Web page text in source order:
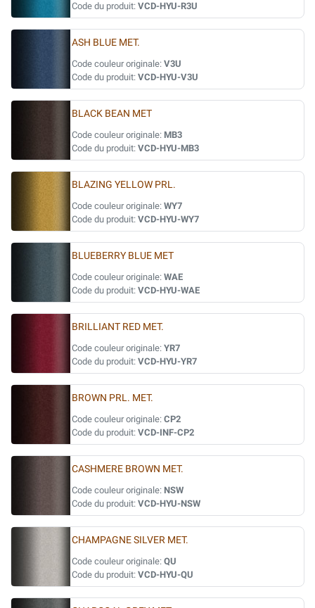
Code du produit: VCD-HYU-R3U
ASH BLUE MET.
Code couleur originale: V3U
Code du produit: VCD-HYU-V3U
BLACK BEAN MET
Code couleur originale: MB3
Code du produit: VCD-HYU-MB3
BLAZING YELLOW PRL.
Code couleur originale: WY7
Code du produit: VCD-HYU-WY7
BLUEBERRY BLUE MET
Code couleur originale: WAE
Code du produit: VCD-HYU-WAE
BRILLIANT RED MET.
Code couleur originale: YR7
Code du produit: VCD-HYU-YR7
BROWN PRL. MET.
Code couleur originale: CP2
Code du produit: VCD-INF-CP2
CASHMERE BROWN MET.
Code couleur originale: NSW
Code du produit: VCD-HYU-NSW
CHAMPAGNE SILVER MET.
Code couleur originale: QU
Code du produit: VCD-HYU-QU